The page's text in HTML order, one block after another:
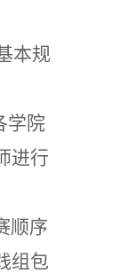
本规
学院
进行
顺序
组包